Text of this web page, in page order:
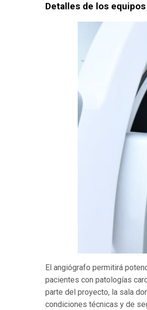
Detalles de los equipos
El angiógrafo permitirá
pacientes con patologías
parte del proyecto, la sala
condiciones técnicas y de